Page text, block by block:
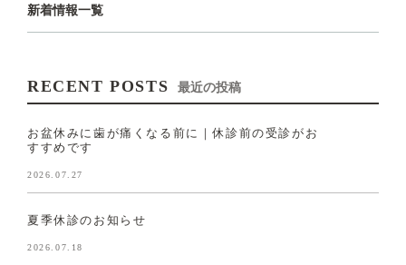
新着情報一覧
RECENT POSTS 最近の投稿
お盆休みに歯が痛くなる前に｜休診前の受診がお
すすめです
2026.07.27
夏季休診のお知らせ
2026.07.18